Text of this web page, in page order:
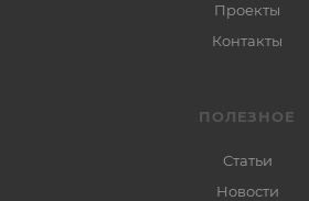
Проекты
Контакты
ПОЛЕЗНОЕ
Статьи
Новости